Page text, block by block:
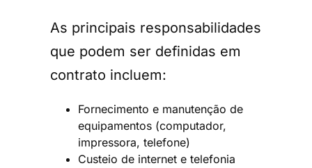
As principais responsabilidades
que podem ser definidas em
contrato incluem:
Fornecimento e manutenção de
equipamentos (computador,
impressora, telefone)
Custeio de internet e telefonia